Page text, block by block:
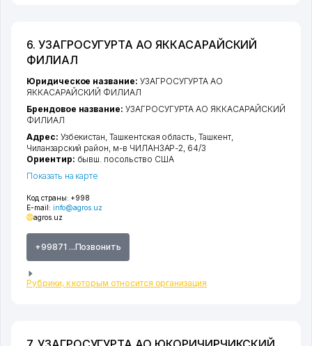
6. УЗАГРОСУГУРТА АО ЯККАСАРАЙСКИЙ
ФИЛИАЛ
Код страны: +998
E-mail: info@agros.uz
agros.uz
+99871 ...Позвонить
Рубрики, к которым относится организация
Юридическое название: УЗАГРОСУГУРТА АО
ЯККАСАРАЙСКИЙ ФИЛИАЛ
Брендовое название: УЗАГРОСУГУРТА АО ЯККАСАРАЙСКИЙ
ФИЛИАЛ
Адрес: Узбекистан,Ташкентская область,Ташкент,
Чиланзарский район, м-в ЧИЛАНЗАР-2, 64/3
Ориентир: бывш. посольство США
Показать на карте